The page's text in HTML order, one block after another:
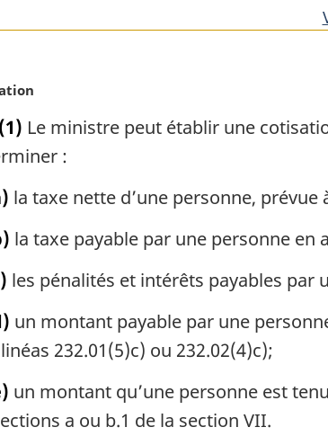
(1) Le ministre peut établir une
:
la taxe nette d’une personne,
la taxe payable par une personne en
les pénalités et intérêts payables par
un montant payable par une
232.01(5)c) ou 232.02(4)c);
un montant qu’une personne est
a ou b.1 de la section VII.